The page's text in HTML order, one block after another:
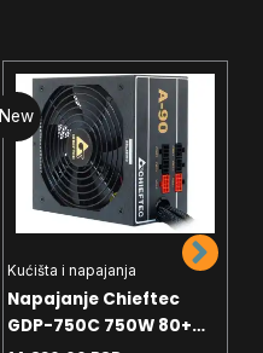
New
Kućišta i napajanja
Napajanje Chieftec
GDP-750C 750W 80+